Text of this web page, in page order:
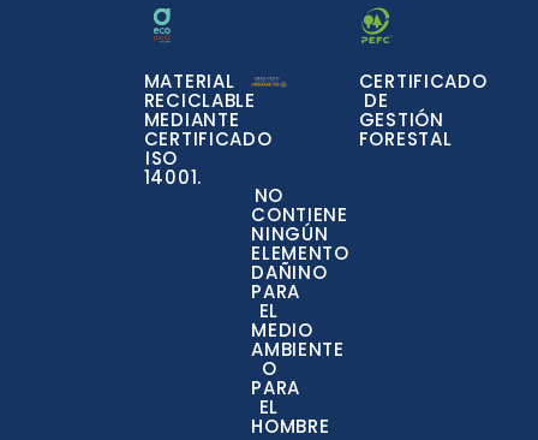
MATERIAL
RECICLABLE
MEDIANTE
CERTIFICADO
ISO
14001.
NO
CONTIENE
NINGÚN
ELEMENTO
DAÑINO
PARA
EL
MEDIO
AMBIENTE
O
PARA
EL
HOMBRE
CERTIFICADO
DE
GESTIÓN
FORESTAL